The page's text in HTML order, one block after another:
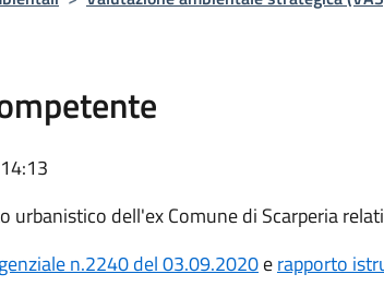
urbanistico dell'ex Comune di Scarperia
n.2240 del 03.09.2020erapporto